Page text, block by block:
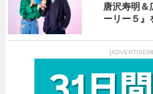
唐沢寿明＆
ーリー５』